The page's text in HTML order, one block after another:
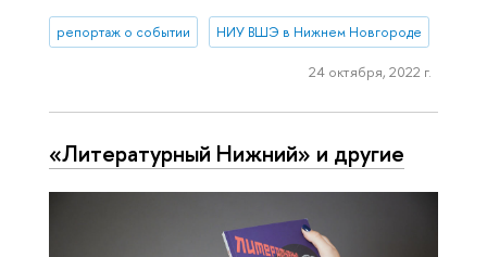
репортаж о событии НИУ ВШЭ в Нижнем Новгороде
24 октября, 2022 г.
«Литературный Нижний» и другие